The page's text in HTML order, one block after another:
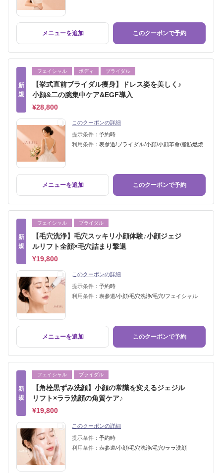
メニューを追加 このクーポンで予約
新
規
フェイシャル ボディ ブライダル
【挙式直前ブライダル痩身】ドレス姿を美しく♪
小顔&二の腕集中ケア&EGF導入
¥28,800
このクーポンの詳細
提示条件： 予約時
利用条件： 表参道/ブライダル/小顔/小顔革命/脂肪燃焼
メニューを追加 このクーポンで予約
新
規
フェイシャル ブライダル
【毛穴洗浄】毛穴スッキリ小顔体験♪小顔ジェジ
ルリフト全顔×毛穴詰まり撃退
¥19,800
このクーポンの詳細
提示条件： 予約時
利用条件： 表参道/小顔/毛穴洗浄/毛穴/フェイシャル
メニューを追加 このクーポンで予約
新
規
フェイシャル ブライダル
【角栓黒ずみ洗顔】小顔の常識を変えるジェジル
リフト×ララ洗顔の角質ケア♪
¥19,800
このクーポンの詳細
提示条件： 予約時
利用条件： 表参道/小顔/毛穴洗浄/毛穴/ララ洗顔